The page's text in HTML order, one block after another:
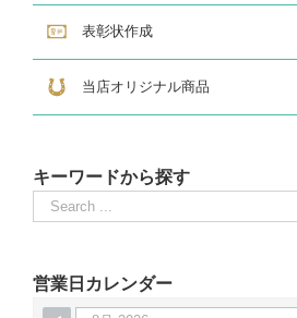
表彰状作成
当店オリジナル商品
キーワードから探す
Search
for:
営業日カレンダー